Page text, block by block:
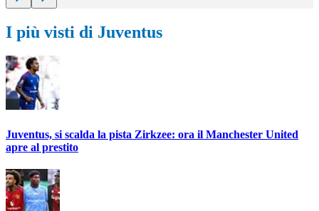
I più visti di Juventus
Juventus, si scalda la pista Zirkzee: ora il Manchester United
apre al prestito